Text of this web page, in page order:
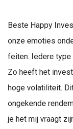
Beste Happy
onze emoties
feiten. Iedere type
Zo heeft het
hoge volatiliteit.
ongekende
je het mij vraagt